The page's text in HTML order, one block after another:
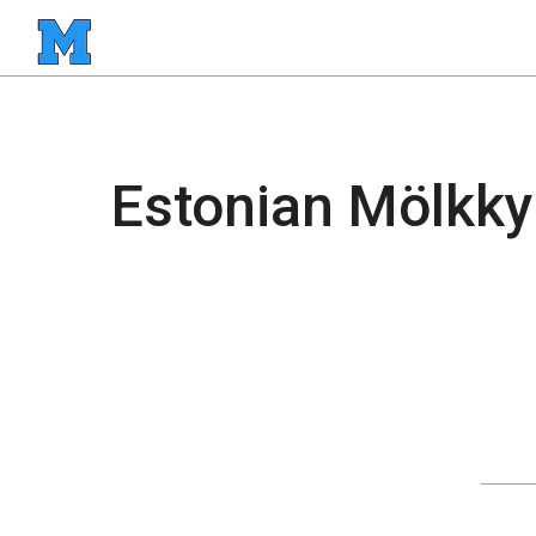
Estonian